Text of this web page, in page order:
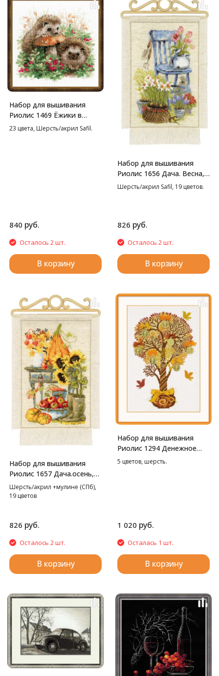
Набор для вышивания
Риолис 1469 Ёжики в
бруснике, 25*25 см
23 цвета, Шерсть/акрил Safil.
840 руб.
Осталось 2 шт.
В корзину
Набор для вышивания
Риолис 1656 Дача. Весна,
20*30 см
Шерсть/акрил Safil, 19 цветов.
826 руб.
Осталось 2 шт.
В корзину
Набор для вышивания
Риолис 1657 Дача.осень,
20*30 см
Шерсть/акрил +мулине (СПб),
19 цветов
826 руб.
Осталось 2 шт.
В корзину
Набор для вышивания
Риолис 1294 Денежное
дерево, 21*30 см
5 цветов, шерсть.
1 020 руб.
Осталась 1 шт.
В корзину